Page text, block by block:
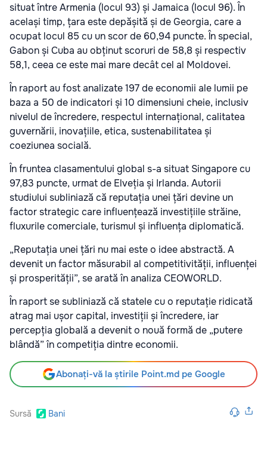
situat între Armenia (locul 93) și Jamaica (locul 96). În
același timp, țara este depășită și de Georgia, care a
ocupat locul 85 cu un scor de 60,94 puncte. În special,
Gabon și Cuba au obținut scoruri de 58,8 și respectiv
58,1, ceea ce este mai mare decât cel al Moldovei.
În raport au fost analizate 197 de economii ale lumii pe
baza a 50 de indicatori și 10 dimensiuni cheie, inclusiv
nivelul de încredere, respectul internațional, calitatea
guvernării, inovațiile, etica, sustenabilitatea și
coeziunea socială.
În fruntea clasamentului global s-a situat Singapore cu
97,83 puncte, urmat de Elveția și Irlanda. Autorii
studiului subliniază că reputația unei țări devine un
factor strategic care influențează investițiile străine,
fluxurile comerciale, turismul și influența diplomatică.
„Reputația unei țări nu mai este o idee abstractă. A
devenit un factor măsurabil al competitivității, influenței
și prosperității”, se arată în analiza CEOWORLD.
În raport se subliniază că statele cu o reputație ridicată
atrag mai ușor capital, investiții și încredere, iar
percepția globală a devenit o nouă formă de „putere
blândă” în competiția dintre economii.
Abonați-vă la știrile Point.md pe Google
Sursă Bani